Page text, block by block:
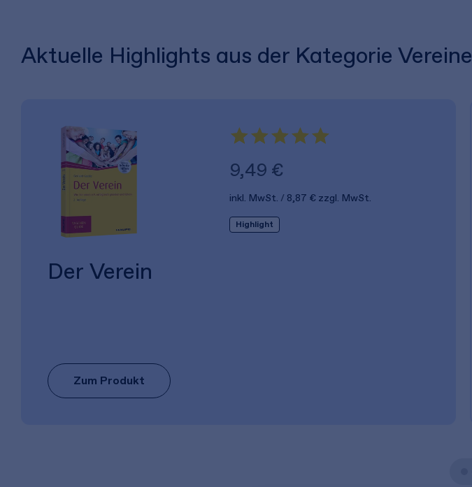
Aktuelle Highlights aus der Kategorie Vereine
9,49 €
inkl. MwSt. 8,87 € zzgl. MwSt.
Highlight
Der Verein
Zum Produkt